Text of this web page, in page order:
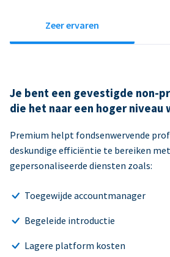
Zeer ervaren
Je bent een gevestigde non-
die het naar een hoger niveau
Premium helpt fondsenwervende
deskundige efficiëntie te bereiken
gepersonaliseerde diensten zoals:
Toegewijde accountmanager
Begeleide introductie
Lagere platform kosten